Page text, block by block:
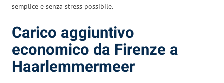
semplice e senza stress possibile.
Carico aggiuntivo
economico da Firenze a
Haarlemmermeer